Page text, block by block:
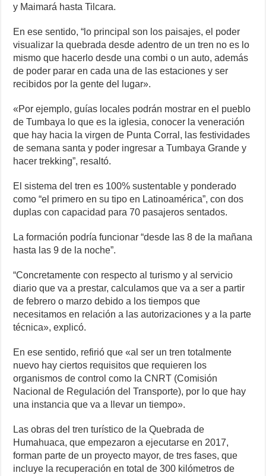
y Maimará hasta Tilcara.
En ese sentido, “lo principal son los paisajes, el poder
visualizar la quebrada desde adentro de un tren no es lo
mismo que hacerlo desde una combi o un auto, además
de poder parar en cada una de las estaciones y ser
recibidos por la gente del lugar».
«Por ejemplo, guías locales podrán mostrar en el pueblo
de Tumbaya lo que es la iglesia, conocer la veneración
que hay hacia la virgen de Punta Corral, las festividades
de semana santa y poder ingresar a Tumbaya Grande y
hacer trekking”, resaltó.
El sistema del tren es 100% sustentable y ponderado
como “el primero en su tipo en Latinoamérica”, con dos
duplas con capacidad para 70 pasajeros sentados.
La formación podría funcionar “desde las 8 de la mañana
hasta las 9 de la noche”.
“Concretamente con respecto al turismo y al servicio
diario que va a prestar, calculamos que va a ser a partir
de febrero o marzo debido a los tiempos que
necesitamos en relación a las autorizaciones y a la parte
técnica», explicó.
En ese sentido, refirió que «al ser un tren totalmente
nuevo hay ciertos requisitos que requieren los
organismos de control como la CNRT (Comisión
Nacional de Regulación del Transporte), por lo que hay
una instancia que va a llevar un tiempo».
Las obras del tren turístico de la Quebrada de
Humahuaca, que empezaron a ejecutarse en 2017,
forman parte de un proyecto mayor, de tres fases, que
incluye la recuperación en total de 300 kilómetros de